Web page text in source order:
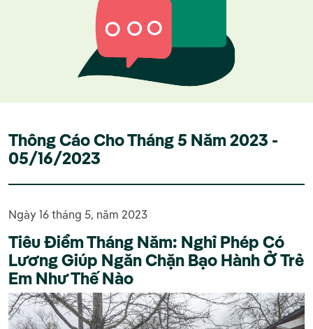
Thông Cáo Cho Tháng 5 Năm 2023 -
05/16/2023
Ngày 16 tháng 5, năm 2023
Tiêu Điểm Tháng Năm: Nghỉ Phép Có
Lương Giúp Ngăn Chặn Bạo Hành Ở Trẻ
Em Như Thế Nào